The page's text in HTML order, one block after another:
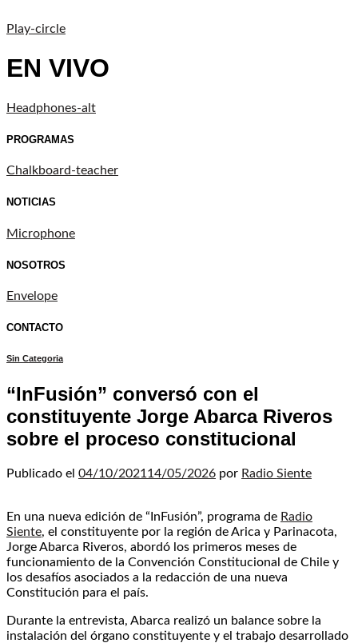
Play-circle
EN VIVO
Headphones-alt
PROGRAMAS
Chalkboard-teacher
NOTICIAS
Microphone
NOSOTROS
Envelope
CONTACTO
Sin Categoria
“InFusión” conversó con el
constituyente Jorge Abarca Riveros
sobre el proceso constitucional
Publicado el 04/10/2021 14/05/2026 por Radio Siente
En una nueva edición de “InFusión”, programa de Radio
Siente, el constituyente por la región de Arica y Parinacota,
Jorge Abarca Riveros, abordó los primeros meses de
funcionamiento de la Convención Constitucional de Chile y
los desafíos asociados a la redacción de una nueva
Constitución para el país.
Durante la entrevista, Abarca realizó un balance sobre la
instalación del órgano constituyente y el trabajo desarrollado